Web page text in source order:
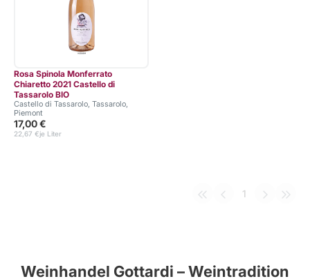
Rosa Spinola Monferrato
Chiaretto 2021 Castello di
Tassarolo BIO
Castello di Tassarolo, Tassarolo,
Piemont
17,00 €
je Liter
22,67 €
1
Weinhandel Gottardi – Weintradition